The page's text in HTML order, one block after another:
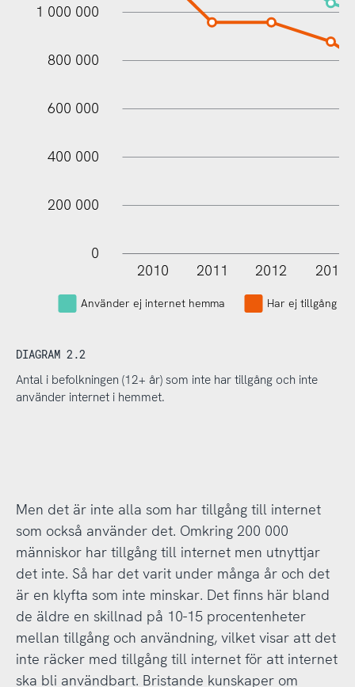
1 000 000
1 000 000
800 000
600 000
400 000
200 000
0
2010 2011 2012 2013
Använder ej internet hemma Har ej tillgång
DIAGRAM 2.2
Antal i befolkningen (12+ år) som inte har tillgång och inte
använder internet i hemmet.
Men det är inte alla som har tillgång till internet
som också använder det. Omkring 200 000
människor har tillgång till internet men utnyttjar
det inte. Så har det varit under många år och det
är en klyfta som inte minskar. Det finns här bland
de äldre en skillnad på 10-15 procentenheter
mellan tillgång och användning, vilket visar att det
inte räcker med tillgång till internet för att internet
ska bli användbart. Bristande kunskaper om